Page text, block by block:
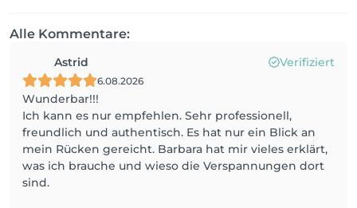
Alle Kommentare:
Astrid Verifiziert
6.08.2026
Wunderbar!!!
Ich kann es nur empfehlen. Sehr professionell,
freundlich und authentisch. Es hat nur ein Blick an
mein Rücken gereicht. Barbara hat mir vieles erklärt,
was ich brauche und wieso die Verspannungen dort
sind.